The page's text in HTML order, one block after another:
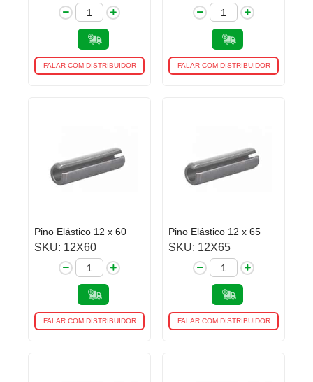
FALAR COM DISTRIBUIDOR FALAR COM DISTRIBUIDOR
Pino Elástico 12 x 60
SKU: 12X60
FALAR COM DISTRIBUIDOR
Pino Elástico 12 x 65
SKU: 12X65
FALAR COM DISTRIBUIDOR